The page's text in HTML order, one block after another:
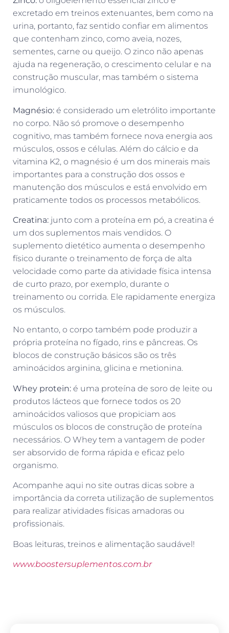
excretado em treinos extenuantes, bem como na
urina, portanto, faz sentido confiar em alimentos
que contenham zinco, como aveia, nozes,
sementes, carne ou queijo. O zinco não apenas
ajuda na regeneração, o crescimento celular e na
construção muscular, mas também o sistema
imunológico.
Magnésio: é considerado um eletrólito importante
no corpo. Não só promove o desempenho
cognitivo, mas também fornece nova energia aos
músculos, ossos e células. Além do cálcio e da
vitamina K2, o magnésio é um dos minerais mais
importantes para a construção dos ossos e
manutenção dos músculos e está envolvido em
praticamente todos os processos metabólicos.
Creatina: junto com a proteína em pó, a creatina é
um dos suplementos mais vendidos. O
suplemento dietético aumenta o desempenho
físico durante o treinamento de força de alta
velocidade como parte da atividade física intensa
de curto prazo, por exemplo, durante o
treinamento ou corrida. Ele rapidamente energiza
os músculos.
No entanto, o corpo também pode produzir a
própria proteína no fígado, rins e pâncreas. Os
blocos de construção básicos são os três
aminoácidos arginina, glicina e metionina.
Whey protein: é uma proteína de soro de leite ou
produtos lácteos que fornece todos os 20
aminoácidos valiosos que propiciam aos
músculos os blocos de construção de proteína
necessários. O Whey tem a vantagem de poder
ser absorvido de forma rápida e eficaz pelo
organismo.
Acompanhe aqui no site outras dicas sobre a
importância da correta utilização de suplementos
para realizar atividades físicas amadoras ou
profissionais.
Boas leituras, treinos e alimentação saudável!
www.boostersuplementos.com.br